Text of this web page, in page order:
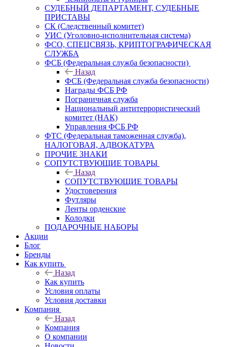
СУДЕБНЫЙ ДЕПАРТАМЕНТ, СУДЕБНЫЕ
ПРИСТАВЫ
СК (Следственный комитет)
УИС (Уголовно-исполнительная система)
ФСО, СПЕЦСВЯЗЬ, КРИПТОГРАФИЧЕСКАЯ
СЛУЖБА
ФСБ (Федеральная служба безопасности)
Назад
ФСБ (Федеральная служба безопасности)
Награды ФСБ РФ
Пограничная служба
Национальный антитеррористический
комитет (НАК)
Управления ФСБ РФ
ФТС (Федеральная таможенная служба),
НАЛОГОВАЯ, АДВОКАТУРА
ПРОЧИЕ ЗНАКИ
СОПУТСТВУЮЩИЕ ТОВАРЫ
Назад
СОПУТСТВУЮЩИЕ ТОВАРЫ
Удостоверения
Футляры
Ленты орденские
Колодки
ПОДАРОЧНЫЕ НАБОРЫ
Акции
Блог
Бренды
Как купить
Назад
Как купить
Условия оплаты
Условия доставки
Компания
Назад
Компания
О компании